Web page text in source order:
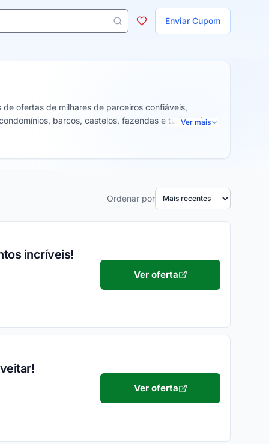
Enviar Cupom
ofertas de milhares de parceiros confiáveis,
barcos, castelos, fazendas e tudo mais,
viagem pelo mundo.
Ver mais
Ordenar por
incríveis!
Ver oferta
Ver oferta